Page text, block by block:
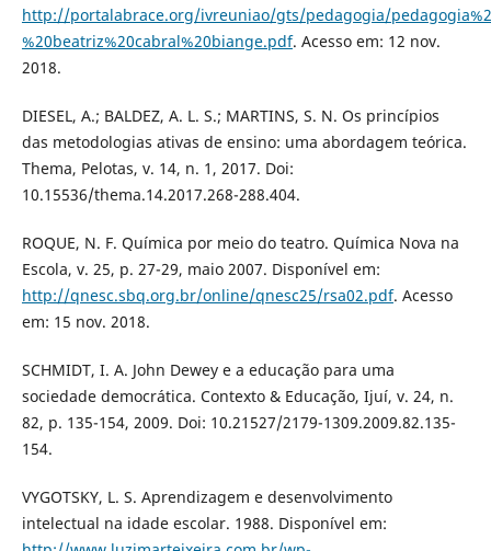
http://portalabrace.org/ivreuniao/gts/pedagogia/
%20beatriz%20cabral%20biange.pdf. Acesso em: 12 nov.
2018.
DIESEL, A.; BALDEZ, A. L. S.; MARTINS, S. N. Os princípios
das metodologias ativas de ensino: uma abordagem teórica.
Thema, Pelotas, v. 14, n. 1, 2017. Doi:
10.15536/thema.14.2017.268-288.404.
ROQUE, N. F. Química por meio do teatro. Química Nova na
Escola, v. 25, p. 27-29, maio 2007. Disponível em:
http://qnesc.sbq.org.br/online/qnesc25/rsa02.pdf. Acesso
em: 15 nov. 2018.
SCHMIDT, I. A. John Dewey e a educação para uma
sociedade democrática. Contexto & Educação, Ijuí, v. 24, n.
82, p. 135-154, 2009. Doi: 10.21527/2179-1309.2009.82.135-
154.
VYGOTSKY, L. S. Aprendizagem e desenvolvimento
intelectual na idade escolar. 1988. Disponível em: